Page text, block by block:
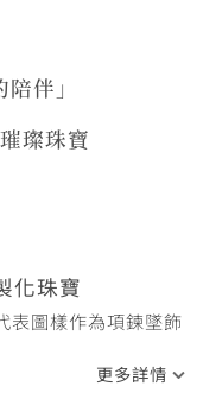
伴」
璨珠寶
化珠寶
表圖樣作為項鍊墜飾
更多詳情